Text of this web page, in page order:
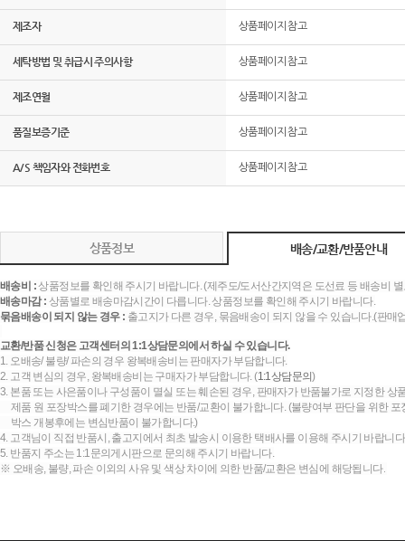
제조자 상품페이지 참고
세탁방법 및 취급시 주의사항 상품페이지 참고
제조연월 상품페이지 참고
품질보증기준 상품페이지 참고
A/S 책임자와 전화번호 상품페이지 참고
상품정보 배송/교환/반품안내
배송비 :상품정보를 확인해 주시기 바랍니다. (제주도/도서산간지역은 도선료 등 배송비
배송마감 : 상품별로 배송마감시간이 다릅니다. 상품정보를 확인해 주시기 바랍니다.
묶음배송이 되지 않는 경우 : 출고지가 다른 경우, 묶음배송이 되지 않을 수 있습니다.(판
교환/반품 신청은 고객센터의 1:1상담문의에서 하실 수 있습니다.
1. 오배송/ 불량/ 파손의 경우 왕복배송비는 판매자가 부담합니다.
2. 고객 변심의 경우, 왕복배송비는 구매자가 부담합니다. (1:1상담문의)
3. 본품 또는 사은품이나 구성품이 멸실 또는 훼손된 경우, 판매자가 반품불가로 지정한 상
제품 원 포장박스를 폐기한 경우에는 반품/교환이 불가합니다. (불량여부 판단을 위한
박스 개봉후에는 변심반품이 불가합니다.)
4. 고객님이 직접 반품시, 출고지에서 최초 발송시 이용한 택배사를 이용해 주시기 바랍니
5. 반품지 주소는 1:1문의게시판으로 문의해 주시기 바랍니다.
※ 오배송, 불량, 파손 이외의 사유 및 색상 차이에 의한 반품/교환은 변심에 해당됩니다.